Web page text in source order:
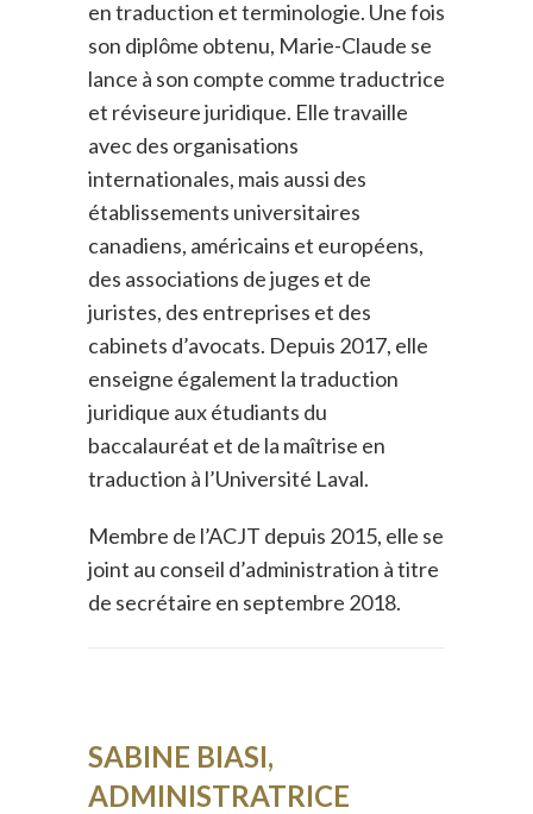
en traduction et terminologie. Une fois
son diplôme obtenu, Marie-Claude se
lance à son compte comme traductrice
et réviseure juridique. Elle travaille
avec des organisations
internationales, mais aussi des
établissements universitaires
canadiens, américains et européens,
des associations de juges et de
juristes, des entreprises et des
cabinets d’avocats. Depuis 2017, elle
enseigne également la traduction
juridique aux étudiants du
baccalauréat et de la maîtrise en
traduction à l’Université Laval.
Membre de l’ACJT depuis 2015, elle se
joint au conseil d’administration à titre
de secrétaire en septembre 2018.
SABINE BIASI,
ADMINISTRATRICE